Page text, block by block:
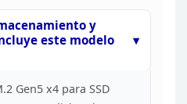
y
este modelo
Gen5 x4 para SSD